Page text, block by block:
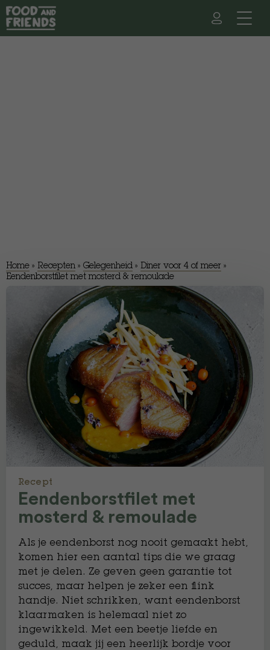
Home » Recepten » Gelegenheid » Diner voor 4 of meer »
Eendenborstfilet met mosterd & remoulade
Recept
Eendenborstfilet met
mosterd & remoulade
Als je eendenborst nog nooit gemaakt hebt,
komen hier een aantal tips die we graag
met je delen. Ze geven geen garantie tot
succes, maar helpen je zeker een flink
handje. Niet schrikken, want eendenborst
klaarmaken is helemaal niet zo
ingewikkeld. Met een beetje liefde en
geduld, maak jij een heerlijk bordje voor